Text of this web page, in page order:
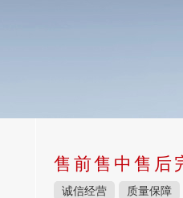
售前售中售后
诚信经营 质量保障